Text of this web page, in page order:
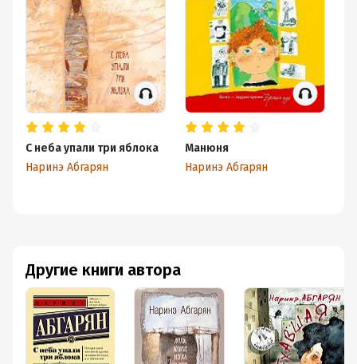
Другие книги автора
С неба упали три яблока
Наринэ Абгарян
Манюня
Наринэ Абгарян